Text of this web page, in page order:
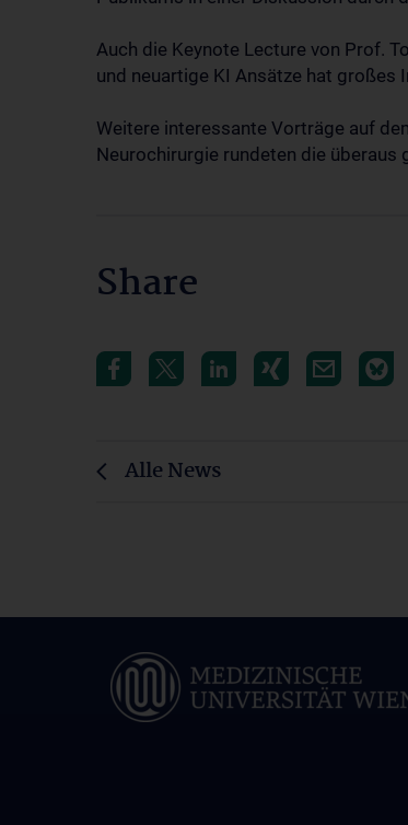
Auch die Keynote Lecture von Prof.
und neuartige KI Ansätze hat großes
Weitere interessante Vorträge auf
Neurochirurgie rundeten die überaus
Share
Alle News